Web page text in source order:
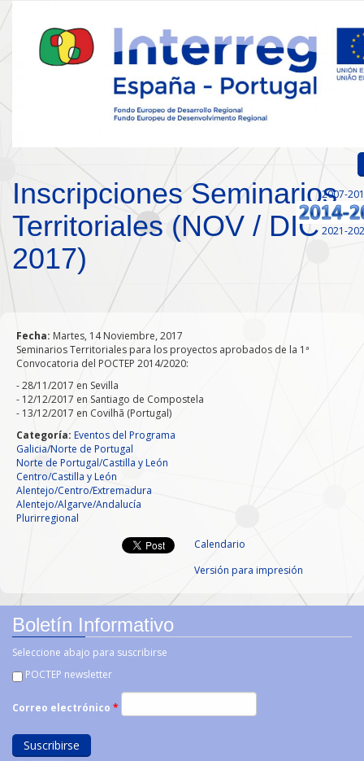
Inicio
Presentación
Convocatorias
Proyectos Aprobados
Comunicación
Documentos
Gestión de Proyectos
Enlaces
2007-
2021-
Inscripciones Seminarios
Territoriales (NOV / DIC
2017)
Fecha: Martes, 14 Noviembre, 2017
Seminarios Territoriales para los proyectos aprobados de la 1ª
Convocatoria del POCTEP 2014/2020:
- 28/11/2017 en Sevilla
- 12/12/2017 en Santiago de Compostela
- 13/12/2017 en Covilhã (Portugal)
Categoría: Eventos del Programa
Galicia/Norte de Portugal
Norte de Portugal/Castilla y León
Centro/Castilla y León
Alentejo/Centro/Extremadura
Alentejo/Algarve/Andalucía
Plurirregional
Calendario
Versión para impresión
Boletín Informativo
Seleccione abajo para suscribirse
POCTEP newsletter
Correo electrónico *